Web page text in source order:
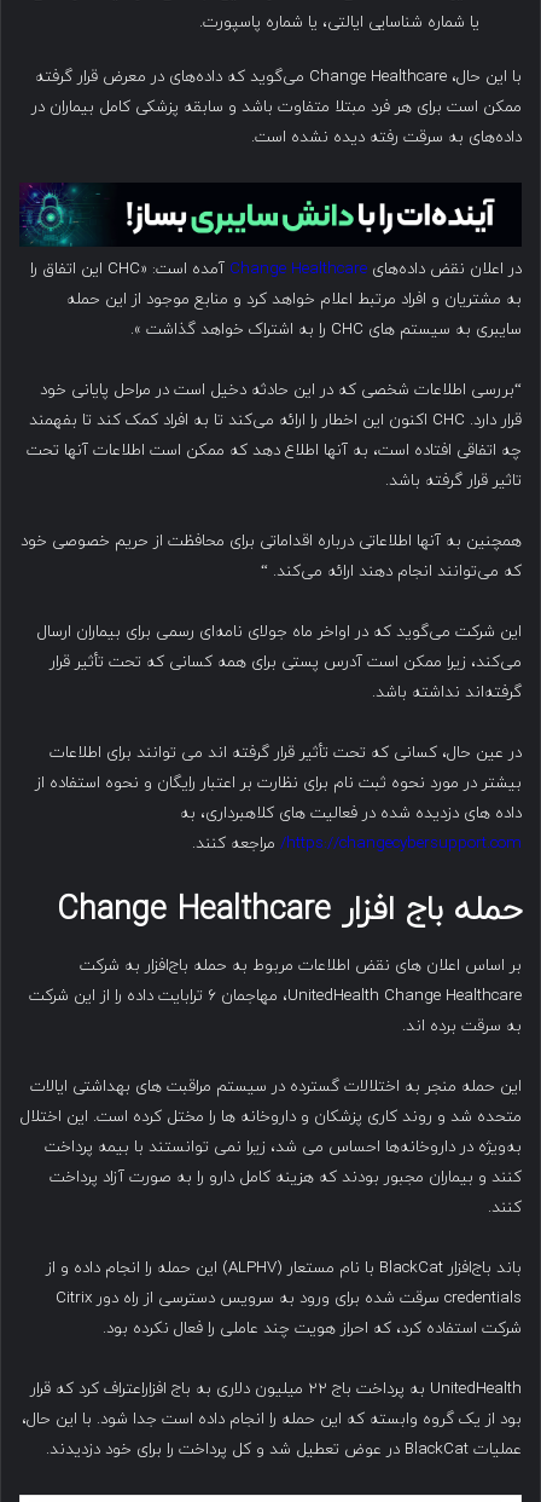
یا شماره شناسایی ایالتی، یا شماره پاسپورت.
با این حال، Change Healthcare می‌گوید که داده‌های در معرض قرار گرفته
ممکن است برای هر فرد مبتلا متفاوت باشد و سابقه پزشکی کامل بیماران در
داده‌های به سرقت رفته دیده نشده است.
در اعلان نقض داده‌های Change Healthcare
آمده است: «CHC این اتفاق را
به مشتریان و افراد مرتبط اعلام خواهد کرد و منابع موجود از این حمله
سایبری به سیستم های CHC را به اشتراک خواهد گذاشت ».
“بررسی اطلاعات شخصی که در این حادثه دخیل است در مراحل پایانی خود
قرار دارد. CHC اکنون این اخطار را ارائه می‌کند تا به افراد کمک کند تا بفهمند
چه اتفاقی افتاده است، به آنها اطلاع دهد که ممکن است اطلاعات آنها تحت
تاثیر قرار گرفته باشد.
همچنین به آنها اطلاعاتی درباره اقداماتی برای محافظت از حریم خصوصی خود
که می‌توانند انجام دهند ارائه می‌کند. “
این شرکت می‌گوید که در اواخر ماه جولای نامه‌ای رسمی برای بیماران ارسال
می‌کند، زیرا ممکن است آدرس پستی برای همه کسانی که تحت تأثیر قرار
گرفته‌اند نداشته باشد.
در عین حال، کسانی که تحت تأثیر قرار گرفته اند می توانند برای اطلاعات
بیشتر در مورد نحوه ثبت نام برای نظارت بر اعتبار رایگان و نحوه استفاده از
داده های دزدیده شده در فعالیت های کلاهبرداری، به
https://changecybersupport.com/ مراجعه کنند.
حمله باج افزار Change Healthcare
بر اساس اعلان های نقض اطلاعات مربوط به حمله باج‌افزار به شرکت
UnitedHealth Change Healthcare، مهاجمان ۶ ترابایت داده را از این شرکت
به سرقت برده اند.
این حمله منجر به اختلالات گسترده در سیستم مراقبت های بهداشتی ایالات
متحده شد و روند کاری پزشکان و داروخانه ها را مختل کرده است. این اختلال
به‌ویژه در داروخانه‌ها احساس می شد، زیرا نمی توانستند با بیمه پرداخت
کنند و بیماران مجبور بودند که هزینه کامل دارو را به صورت آزاد پرداخت
کنند.
باند باج‌افزار BlackCat با نام مستعار (ALPHV) این حمله را انجام داده و از
credentials سرقت شده برای ورود به سرویس دسترسی از راه دور Citrix
شرکت استفاده کرد، که احراز هویت چند عاملی را فعال نکرده بود.
UnitedHealth به پرداخت باج ۲۲ میلیون دلاری به باج افزاراعتراف کرد که قرار
بود از یک گروه وابسته که این حمله را انجام داده است جدا شود. با این حال،
عملیات BlackCat در عوض تعطیل شد و کل پرداخت را برای خود دزدیدند.